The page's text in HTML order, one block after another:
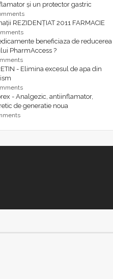
și un protector gastric
REZIDENȚIAT 2011 FARMACIE
beneficiaza de reducerea
PharmAccess ?
- Elimina excesul de apa din
- Analgezic, antiinflamator,
de generatie noua